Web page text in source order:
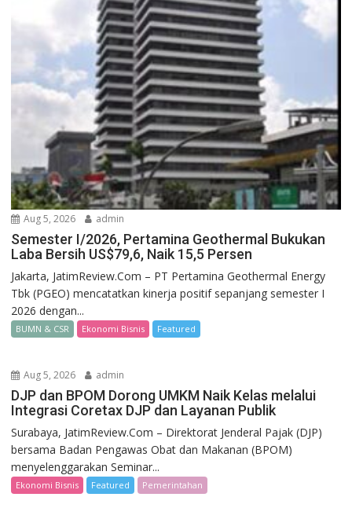
Aug 5, 2026 admin
Semester I/2026, Pertamina Geothermal Bukukan
Laba Bersih US$79,6, Naik 15,5 Persen
Jakarta, JatimReview.Com – PT Pertamina Geothermal Energy
Tbk (PGEO) mencatatkan kinerja positif sepanjang semester I
2026 dengan...
BUMN & CSR Ekonomi Bisnis Featured
Aug 5, 2026 admin
DJP dan BPOM Dorong UMKM Naik Kelas melalui
Integrasi Coretax DJP dan Layanan Publik
Surabaya, JatimReview.Com – Direktorat Jenderal Pajak (DJP)
bersama Badan Pengawas Obat dan Makanan (BPOM)
menyelenggarakan Seminar...
Ekonomi Bisnis Featured Pemerintahan